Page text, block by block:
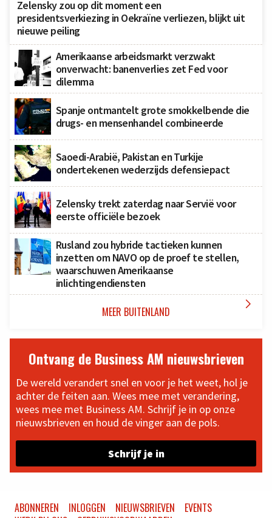
Zelensky zou op dit moment een
presidentsverkiezing in Oekraïne verliezen, blijkt uit
nieuwe peiling
Amerikaanse arbeidsmarkt verzwakt
onverwacht: banenverlies zet Fed voor
dilemma
Spanje ontmantelt grote smokkelbende die
drugs- en mensenhandel combineerde
Saoedi-Arabië, Pakistan en Turkije
ondertekenen wederzijds defensiepact
Zelensky trekt zaterdag naar Servië voor
eerste officiële bezoek
Rusland zou hybride tactieken kunnen
inzetten om NAVO op de proef te stellen,
waarschuwen Amerikaanse
inlichtingendiensten
MEER BUITENLAND 
Ontvang de Business AM nieuwsbrieven
De wereld verandert snel en voor je het weet, hol je
achter de feiten aan. Wees mee met verandering,
wees mee met Business AM. Schrijf je in op onze
nieuwsbrieven en houd de vinger aan de pols.
Schrijf je in
ABONNEREN INLOGGEN NIEUWSBRIEVEN
EVENTS